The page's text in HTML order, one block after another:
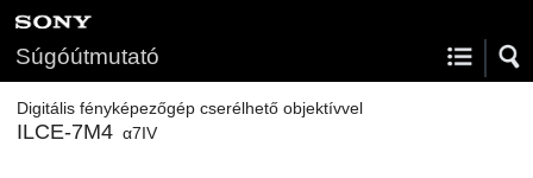
Súgóútmutató
Digitális fényképezőgép cserélhető objektívvel
ILCE-7M4 α7IV